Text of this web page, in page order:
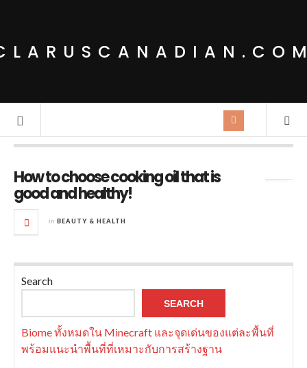
How to choose cooking oil that is
good and healthy!
in BEAUTY & HEALTH
Search
SEARCH
Biome ทั้งหมดใน Minecraft และจุดเด่นของแต่ละพื้นที่
พร้อมแนะนำพื้นที่ที่เหมาะกับการสร้างฐาน